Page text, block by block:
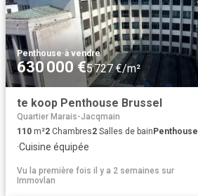
Penthouse·à vendre
630 000 €5 727 €/m²
te koop Penthouse Brussel
Quartier Marais-Jacqmain
110 m²2 Chambres2 Salles de bainPenthouse
·Cuisine équipée
Vu la première fois il y a 2 semaines sur
Immovlan